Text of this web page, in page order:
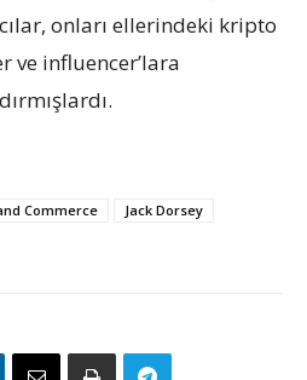
onları ellerindeki kripto
ve influencer’lara
Commerce
Jack Dorsey